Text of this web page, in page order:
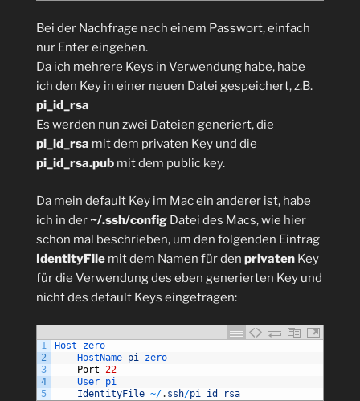
Bei der Nachfrage nach einem Passwort, einfach
nur Enter eingeben.
Da ich mehrere Keys in Verwendung habe, habe
ich den Key in einer neuen Datei gespeichert, z.B.
pi_id_rsa
Es werden nun zwei Dateien generiert, die
pi_id_rsa mit dem privaten Key und die
pi_id_rsa.pub mit dem public key.
Da mein default Key im Mac ein anderer ist, habe
ich in der ~/.ssh/config Datei des Macs, wie hier
schon mal beschrieben, um den folgenden Eintrag
IdentityFile mit dem Namen für den privaten Key
für die Verwendung des eben generierten Key und
nicht des default Keys eingetragen:
1
2
3
4
5
Host zero
HostName pi-zero
Port 22
User pi
IdentityFile ~/. ssh/pi_id_rsa